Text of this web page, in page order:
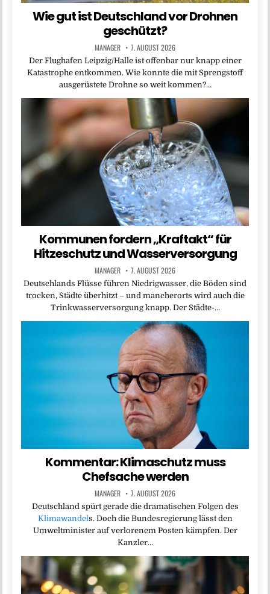
Wie gut ist Deutschland vor Drohnen
geschützt?
MANAGER 7. AUGUST 2026
Der Flughafen Leipzig/Halle ist offenbar nur knapp einer
Katastrophe entkommen. Wie konnte die mit Sprengstoff
ausgerüstete Drohne so weit kommen?…
Kommunen fordern „Kraftakt“ für
Hitzeschutz und Wasserversorgung
MANAGER 7. AUGUST 2026
Deutschlands Flüsse führen Niedrigwasser, die Böden sind
trocken, Städte überhitzt – und mancherorts wird auch die
Trinkwasserversorgung knapp. Der Städte-…
Kommentar: Klimaschutz muss
Chefsache werden
MANAGER 7. AUGUST 2026
Deutschland spürt gerade die dramatischen Folgen des
Klimawandels. Doch die Bundesregierung lässt den
Umweltminister auf verlorenem Posten kämpfen. Der
Kanzler…